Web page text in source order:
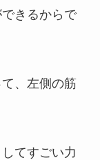
きるからで
、左側の筋
てすごい力